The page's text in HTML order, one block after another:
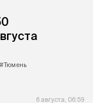
#Тюмень
6 августа, 06:59